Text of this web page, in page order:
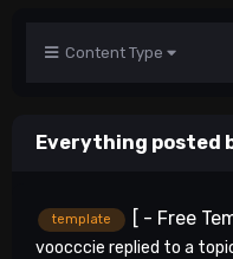
Content Type
Everything posted
template [ - Free
voocccie replied to a